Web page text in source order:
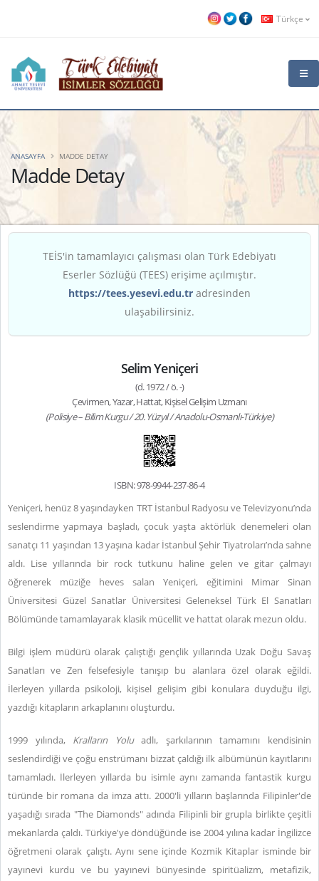
Türkçe
Madde Detay
ANASAYFA MADDE DETAY
TEİS'in tamamlayıcı çalışması olan Türk Edebiyatı
Eserler Sözlüğü (TEES) erişime açılmıştır.
https://tees.yesevi.edu.tr adresinden
ulaşabilirsiniz.
Selim Yeniçeri
(d. 1972 / ö. -)
Çevirmen, Yazar, Hattat, Kişisel Gelişim Uzmanı
(Polisiye – Bilim Kurgu / 20. Yüzyıl / Anadolu-Osmanlı-Türkiye)
ISBN: 978-9944-237-86-4
Yeniçeri, henüz 8 yaşındayken TRT İstanbul Radyosu ve Televizyonu’nda
seslendirme yapmaya başladı, çocuk yaşta aktörlük denemeleri olan
sanatçı 11 yaşından 13 yaşına kadar İstanbul Şehir Tiyatroları’nda sahne
aldı. Lise yıllarında bir rock tutkunu haline gelen ve gitar çalmayı
öğrenerek müziğe heves salan Yeniçeri, eğitimini Mimar Sinan
Üniversitesi Güzel Sanatlar Üniversitesi Geleneksel Türk El Sanatları
Bölümünde tamamlayarak klasik mücellit ve hattat olarak mezun oldu.
Bilgi işlem müdürü olarak çalıştığı gençlik yıllarında Uzak Doğu Savaş
Sanatları ve Zen felsefesiyle tanışıp bu alanlara özel olarak eğildi.
İlerleyen yıllarda psikoloji, kişisel gelişim gibi konulara duyduğu ilgi,
yazdığı kitapların arkaplanını oluşturdu.
1999 yılında, Kralların Yoluadlı, şarkılarının tamamını kendisinin
seslendirdiği ve çoğu enstrümanı bizzat çaldığı ilk albümünün kayıtlarını
tamamladı. İlerleyen yıllarda bu isimle aynı zamanda fantastik kurgu
türünde bir romana da imza attı. 2000'li yılların başlarında Filipinler'de
yaşadığı sırada "The Diamonds" adında Filipinli bir grupla birlikte çeşitli
mekanlarda çaldı. Türkiye'ye döndüğünde ise 2004 yılına kadar İngilizce
öğretmeni olarak çalıştı. Aynı sene içinde Kozmik Kitaplar isminde bir
yayınevi kurdu ve bu yayınevi bünyesinde spiritüalizm, metafizik,